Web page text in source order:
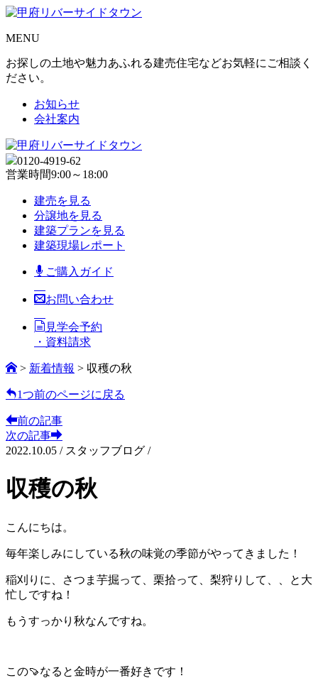
MENU
お探しの土地や魅力あふれる建売住宅などお気軽にご相談く
ださい。
お知らせ
会社案内
0120-4919-62
営業時間9:00～18:00
建売を見る
分譲地を見る
建築プランを見る
建築現場レポート
ご購入ガイド
お問い合わせ
見学会予約
・資料請求
> 新着情報 > 収穫の秋
1つ前のページに戻る
前の記事
次の記事
2022.10.05 / スタッフブログ /
収穫の秋
こんにちは。
毎年楽しみにしている秋の味覚の季節がやってきました！
稲刈りに、さつま芋掘って、栗拾って、梨狩りして、、と大
忙しですね！
もうすっかり秋なんですね。
この🍠なると金時が一番好きです！